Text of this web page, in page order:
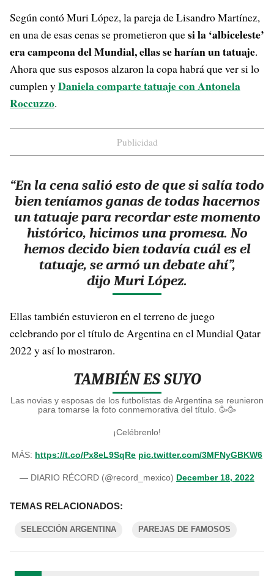
Según contó Muri López, la pareja de Lisandro Martínez,
en una de esas cenas se prometieron quesi la ‘albiceleste’
era campeona del Mundial, ellas se harían un tatuaje.
Ahora que sus esposos alzaron la copa habrá que ver si lo
cumplen yDaniela comparte tatuaje con Antonela
Roccuzzo.
Publicidad
“En la cena salió esto de que si salía todo
bien teníamos ganas de todas hacernos
un tatuaje para recordar este momento
histórico, hicimos una promesa. No
hemos decido bien todavía cuál es el
tatuaje, se armó un debate ahí”,
dijo Muri López.
Ellas también estuvieron en el terreno de juego
celebrando por el título de Argentina en el Mundial Qatar
2022 y así lo mostraron.
TAMBIÉN ES SUYO
Las novias y esposas de los futbolistas de Argentina se reunieron
para tomarse la foto conmemorativa del título. 🥳🥳
¡Celébrenlo!
MÁS: https://t.co/Px8eL9SqRe pic.twitter.com/3MFNyGBKW6
— DIARIO RÉCORD (@record_mexico) December 18, 2022
TEMAS RELACIONADOS:
SELECCIÓN ARGENTINA PAREJAS DE FAMOSOS